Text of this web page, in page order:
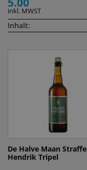
inkl. MWST
Inhalt:
De Halve Maan Straffe
Hendrik Tripel